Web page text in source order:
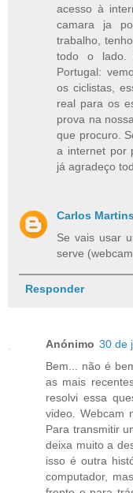
acesso à
camara ja
trabalho,
todo o lado.
Portugal:
os ciclistas,
real para os
prova na
que procuro.
a internet por
já agradeço
Carlos
Se vais usar
serve
Responder
Anónimo 30 de
Bem... não é
as mais
resolvi essa
video. Webcam
Para transmitir
deixa muito a
isso é outra
computador,